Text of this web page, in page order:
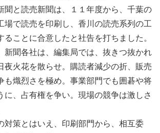
聞と読売新聞は、１１年度から、千葉の
場で読売を印刷し、香川の読売系列の工
ることに合意したと社告を打ちました。
新聞各社は、編集局では、抜きつ抜かれ
夜火花を散らせ。購読者減少の折、販売
も熾烈さを極め。事業部門でも囲碁や将
に、占有権を争い。現場の競争は激しさ
対策とはいえ、印刷部門から、相互委